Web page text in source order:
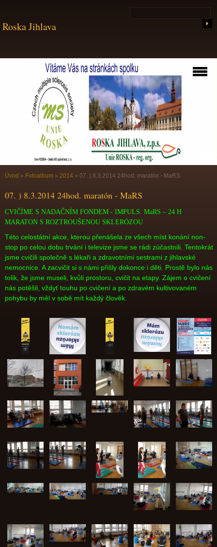
Roska Jihlava
Úvod » Fotoalbum » 2014 » 07. ) 8.3.2014 24hod. maratón - MaRS
07. ) 8.3.2014 24hod. maratón - MaRS
CVIČÍME S NADAČNÍM FONDEM - IMPULS. MaRS – 24 H
MARATON S ROZTROUŠENOU SKLERÓZOU
Této celostátní akce, kterou přenášela ze všech míst konání non-
stop po celou dobu trvání i televize jsme se rádi zúčastnili. Tentokrát
jsme cvičili společně s lékaři a zdravotními sestrami z jihlavské
nemocnice. A zacvičit si s námi přišly dokonce i děti. Prostě bylo nás
tolik, že jsme museli, kvůli prostoru, cvičit na etapy. Zájem o cvičení
nás potěšil, vždyť touhu po cvičení a po zdravém kultivovaném
pohybu by měl v sobě mít každý člověk.